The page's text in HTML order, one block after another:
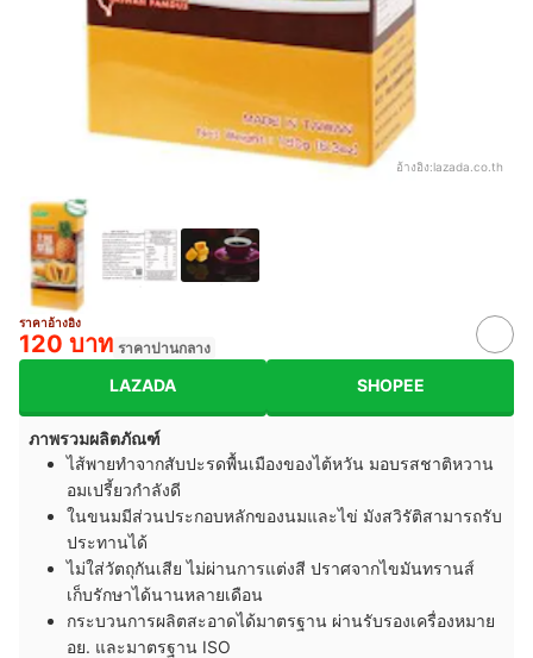
อ้างอิง:lazada.co.th
ราคาอ้างอิง
120 บาท ราคาปานกลาง
LAZADA SHOPEE
ภาพรวมผลิตภัณฑ์
ไส้พายทำจากสับปะรดพื้นเมืองของไต้หวัน มอบรสชาติหวาน
อมเปรี้ยวกำลังดี
ในขนมมีส่วนประกอบหลักของนมและไข่ มังสวิรัติสามารถรับ
ประทานได้
ไม่ใส่วัตถุกันเสีย ไม่ผ่านการแต่งสี ปราศจากไขมันทรานส์
เก็บรักษาได้นานหลายเดือน
กระบวนการผลิตสะอาดได้มาตรฐาน ผ่านรับรองเครื่องหมาย
อย. และมาตรฐาน ISO